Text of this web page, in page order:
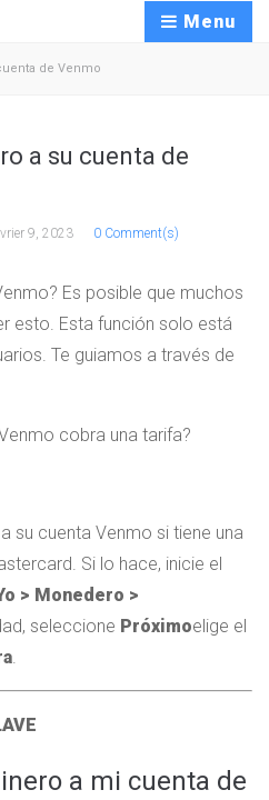
Menu
de Venmo
a su cuenta de
9, 2023 0 Comment(s)
Es posible que muchos
esto. Esta función solo está
Te guiamos a través de
cobra una tarifa?
su cuenta Venmo si tiene una
Si lo hace, inicie el
> Monedero >
seleccione Próximoelige el
.
a mi cuenta de